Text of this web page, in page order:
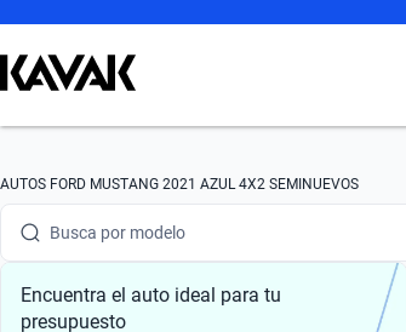
AUTOS FORD MUSTANG 2021 AZUL 4X2 SEMINUEVOS
Busca por marca
Busca por modelo
Busca por versión
Encuentra el auto ideal para tu
presupuesto